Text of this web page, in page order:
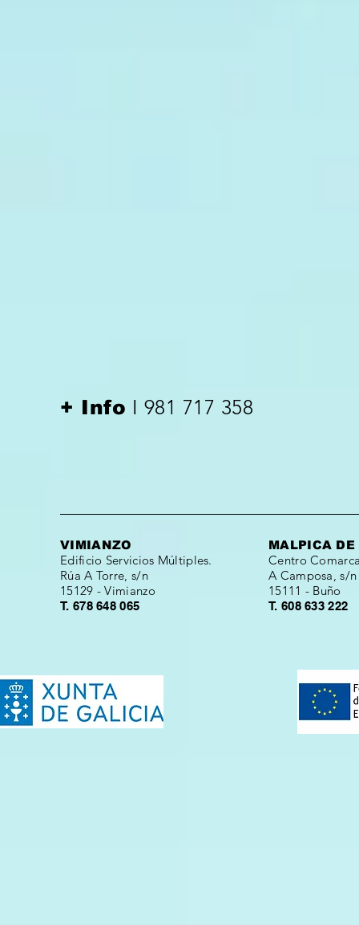
+ Info I 981 717 358
VIMIANZO
Edificio Servicios Múltiples.
Rúa A Torre, s/n
15129 - Vimianzo
T. 678 648 065
MALPICA
Centro
A Camposa, s/n
15111 - Buño
T. 608 633 222